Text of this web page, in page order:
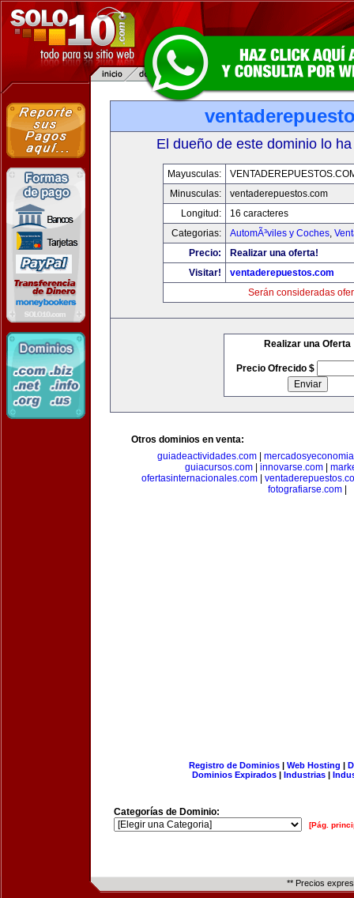
El dueño de este dominio lo
Mayusculas:
Minusculas:
ventaderepuestos.com
Longitud:
16 caracteres
Categorias:
AutomÃ³viles y Coches,
Precio:
Realizar una oferta!
Visitar!
ventaderepuestos.com
Serán consideradas
Realizar una Oferta
Precio Ofrecido $
Otros dominios en venta:
guiadeactividades.com|
guiacursos.com| innovarse.com|
ofertasinternacionales.com|
fotografiarse.com
Registro de Dominios| Web Hosting |
Dominios Expirados | Industrias |
Categorías de Dominio:
[Pág.
** Precios